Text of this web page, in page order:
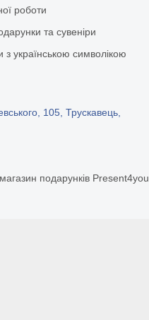
роботи
та сувеніри
з українською символікою
105, Трускавець,
подарунків Present4you